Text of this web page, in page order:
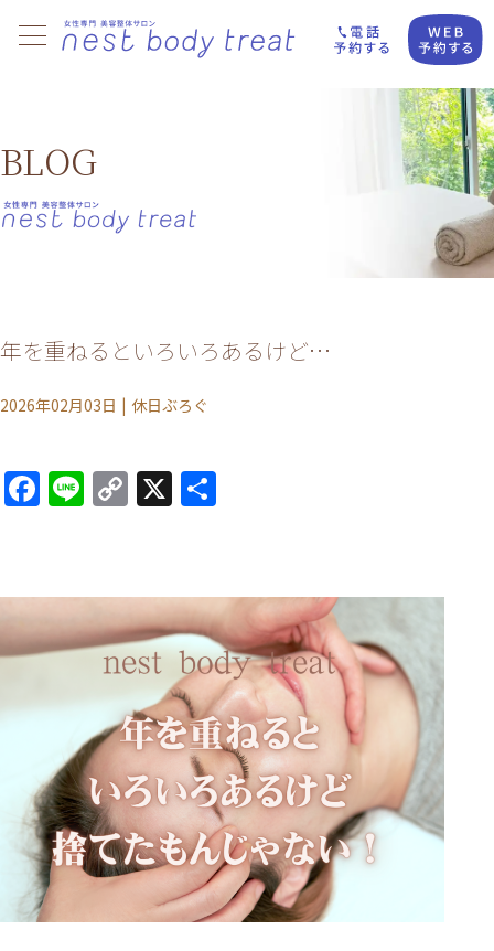
BLOG
年を重ねるといろいろあるけど…
2026年02月03日 | 休日ぶろぐ
Facebook
LineCopy
Link
X